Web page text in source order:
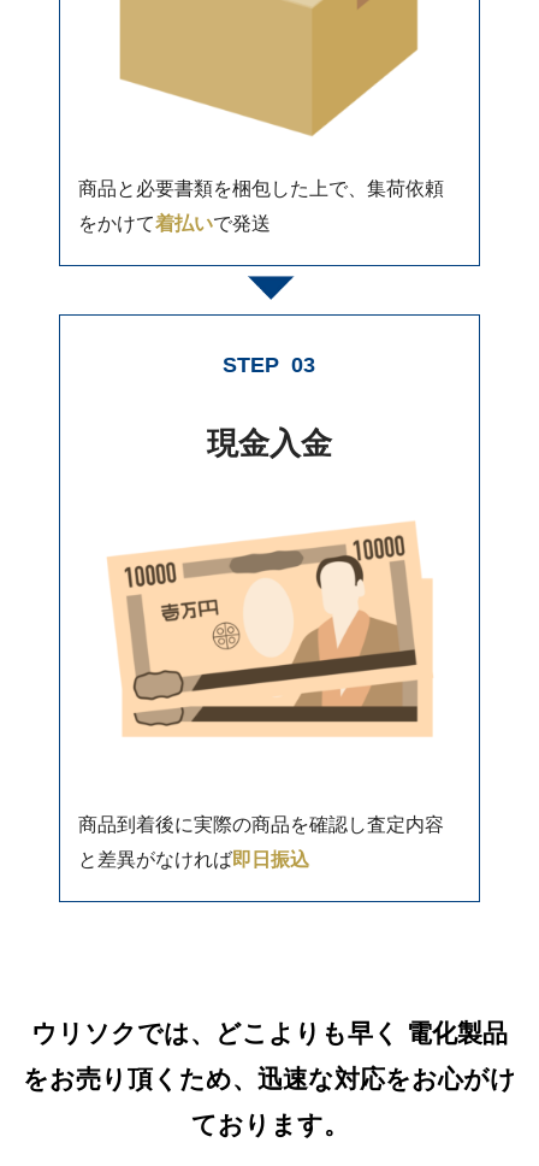
商品と必要書類を梱包した上で、集荷依頼
をかけて着払いで発送
STEP 03
現金入金
商品到着後に実際の商品を確認し査定内容
と差異がなければ即日振込
ウリソクでは、どこよりも早く 電化製品
をお売り頂くため、迅速な対応をお心がけ
ております。